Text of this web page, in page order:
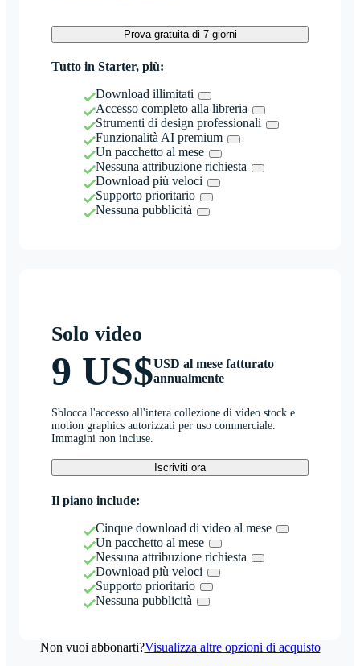
Prova gratuita di 7 giorni
Tutto in Starter, più:
Download illimitati
Accesso completo alla libreria
Strumenti di design professionali
Funzionalità AI premium
Un pacchetto al mese
Nessuna attribuzione richiesta
Download più veloci
Supporto prioritario
Nessuna pubblicità
Solo video
9 US$USD al mese fatturato
annualmente
Sblocca l'accesso all'intera collezione di video stock e
motion graphics autorizzati per uso commerciale.
Immagini non incluse.
Iscriviti ora
Il piano include:
Cinque download di video al mese
Un pacchetto al mese
Nessuna attribuzione richiesta
Download più veloci
Supporto prioritario
Nessuna pubblicità
Non vuoi abbonarti?Visualizza altre opzioni di acquisto